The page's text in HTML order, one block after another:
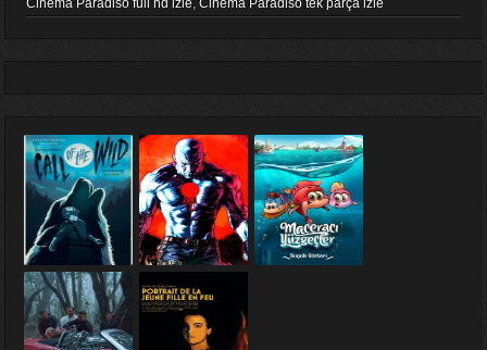
Cinema Paradiso full hd izle, Cinema Paradiso tek parça izle